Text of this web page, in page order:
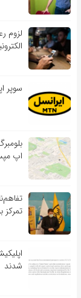
لزوم
سوپر
اپ
شدند